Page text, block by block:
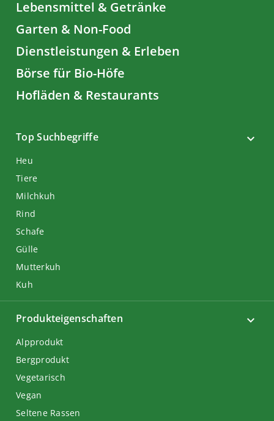
Lebensmittel & Getränke
Garten & Non-Food
Dienstleistungen & Erleben
Börse für Bio-Höfe
Hofläden & Restaurants
Top Suchbegriffe
Heu
Tiere
Milchkuh
Rind
Schafe
Gülle
Mutterkuh
Kuh
Produkteigenschaften
Alpprodukt
Bergprodukt
Vegetarisch
Vegan
Seltene Rassen